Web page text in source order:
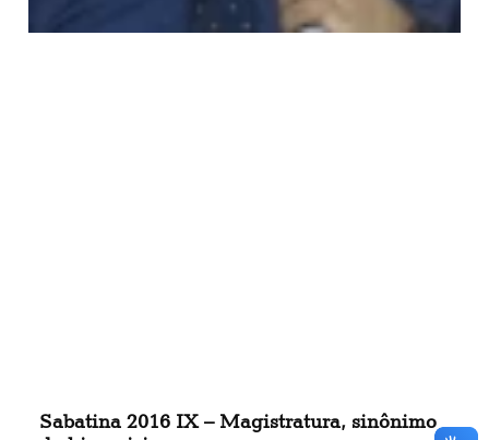
Sabatina 2016 IX – Magistratura, sinônimo